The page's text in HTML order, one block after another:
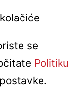
pitanja
se
Politiku